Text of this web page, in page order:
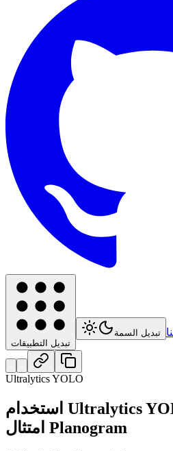
تبديل التطبيقات
تبديل السمة
Ultralytics YOLO
استخدام Ultralytics YOLO26 لاكتشاف
امتثال Planogram